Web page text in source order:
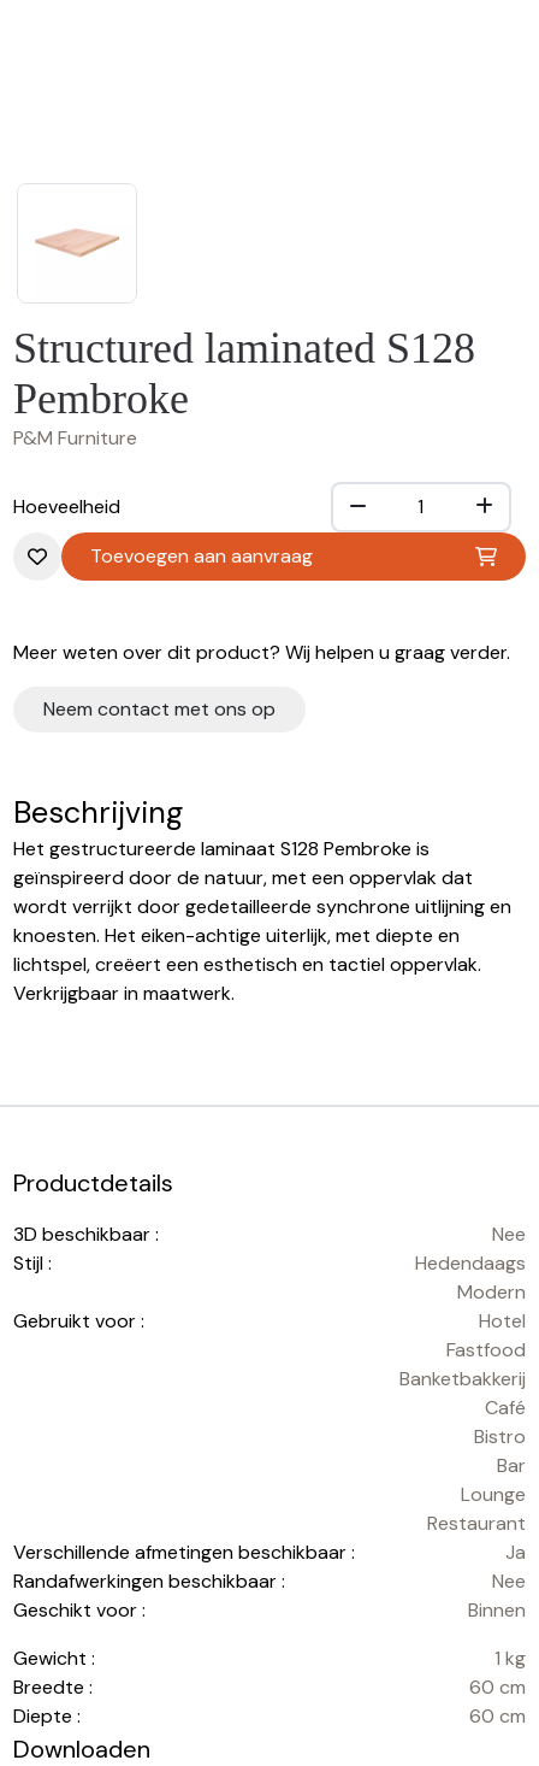
Structured laminated S128
Pembroke
P&M Furniture
Hoeveelheid
Toevoegen aan aanvraag
Meer weten over dit product? Wij helpen u graag verder.
Neem contact met ons op
Beschrijving
Het gestructureerde laminaat S128 Pembroke is
geïnspireerd door de natuur, met een oppervlak dat
wordt verrijkt door gedetailleerde synchrone uitlijning en
knoesten. Het eiken-achtige uiterlijk, met diepte en
lichtspel, creëert een esthetisch en tactiel oppervlak.
Verkrijgbaar in maatwerk.
Productdetails
3D beschikbaar :
Nee
Stijl :
Hedendaags
Modern
Gebruikt voor :
Hotel
Fastfood
Banketbakkerij
Café
Bistro
Bar
Lounge
Restaurant
Verschillende afmetingen beschikbaar :
Ja
Randafwerkingen beschikbaar :
Nee
Geschikt voor :
Binnen
Gewicht :
1 kg
Breedte :
60 cm
Diepte :
60 cm
Downloaden